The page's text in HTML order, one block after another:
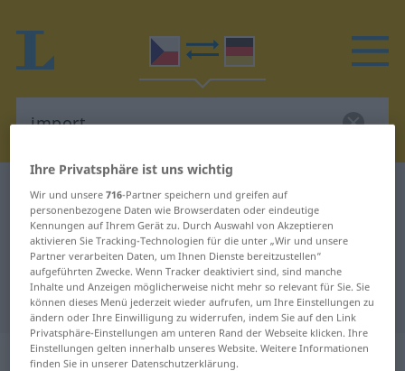
Tschechisch-Deutsch Wörterbuch import
Tschechisch-Deutsch Übersetzung
für "import"
"import" Deutsch Übersetzung
„import“: maskulin
Ihre Privatsphäre ist uns wichtig
Wir und unsere716-Partner speichern und greifen auf
personenbezogene Daten wie Browserdaten oder eindeutige
Kennungen auf Ihrem Gerät zu. Durch Auswahl von Akzeptieren
aktivieren Sie Tracking-Technologien für die unter „Wir und unsere
Partner verarbeiten Daten, um Ihnen Dienste bereitzustellen“
aufgeführten Zwecke. Wenn Tracker deaktiviert sind, sind manche
Inhalte und Anzeigen möglicherweise nicht mehr so relevant für Sie. Sie
können dieses Menü jederzeit wieder aufrufen, um Ihre Einstellungen zu
ändern oder Ihre Einwilligung zu widerrufen, indem Sie auf den Link
Privatsphäre-Einstellungen am unteren Rand der Webseite klicken. Ihre
Einstellungen gelten innerhalb unseres Website. Weitere Informationen
finden Sie in unserer Datenschutzerklärung.